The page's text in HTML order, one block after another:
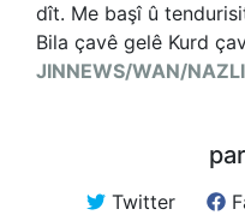
dît. Me başî û
Bila çavê gelê Kurd
JINNEWS/WAN/
Twitter